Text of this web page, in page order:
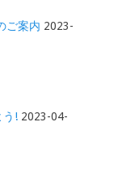
ご案内 2023-
う! 2023-04-